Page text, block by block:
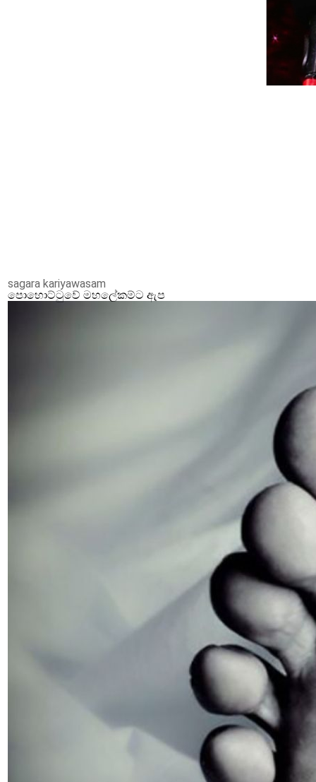
sagara kariyawasam
පොහොට්ටුවේ මහලේකම්ට ඇප